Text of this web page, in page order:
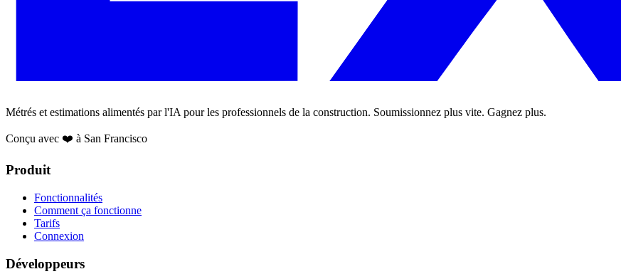
Métrés et estimations alimentés par l'IA pour les professionnels de la construction. Soumissionnez plus vite. Gagnez plus.
Conçu avec ❤️ à San Francisco
Produit
Fonctionnalités
Comment ça fonctionne
Tarifs
Connexion
Développeurs